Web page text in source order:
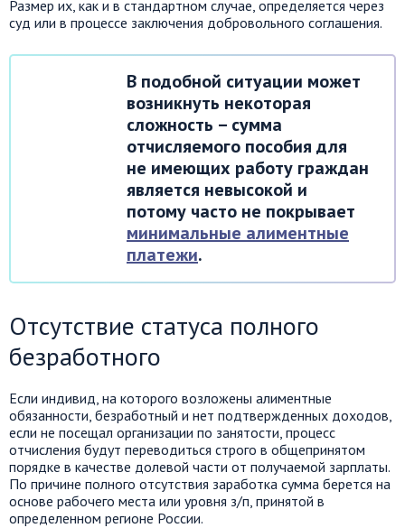
Размер их, как и в стандартном случае, определяется через
суд или в процессе заключения добровольного соглашения.
В подобной ситуации может
возникнуть некоторая
сложность – сумма
отчисляемого пособия для
не имеющих работу граждан
является невысокой и
потому часто не покрывает
минимальные алиментные
платежи.
Отсутствие статуса полного
безработного
Если индивид, на которого возложены алиментные
обязанности, безработный и нет подтвержденных доходов,
если не посещал организации по занятости, процесс
отчисления будут переводиться строго в общепринятом
порядке в качестве долевой части от получаемой зарплаты.
По причине полного отсутствия заработка сумма берется на
основе рабочего места или уровня з/п, принятой в
определенном регионе России.